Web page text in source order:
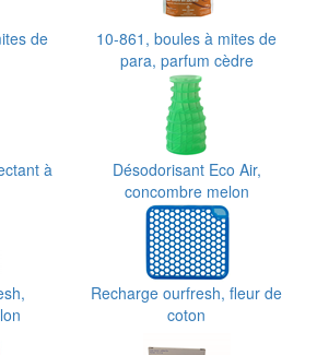
de
10-861, boules à mites de
para, parfum cèdre
à
Désodorisant Eco Air,
concombre melon
Recharge ourfresh, fleur de
coton